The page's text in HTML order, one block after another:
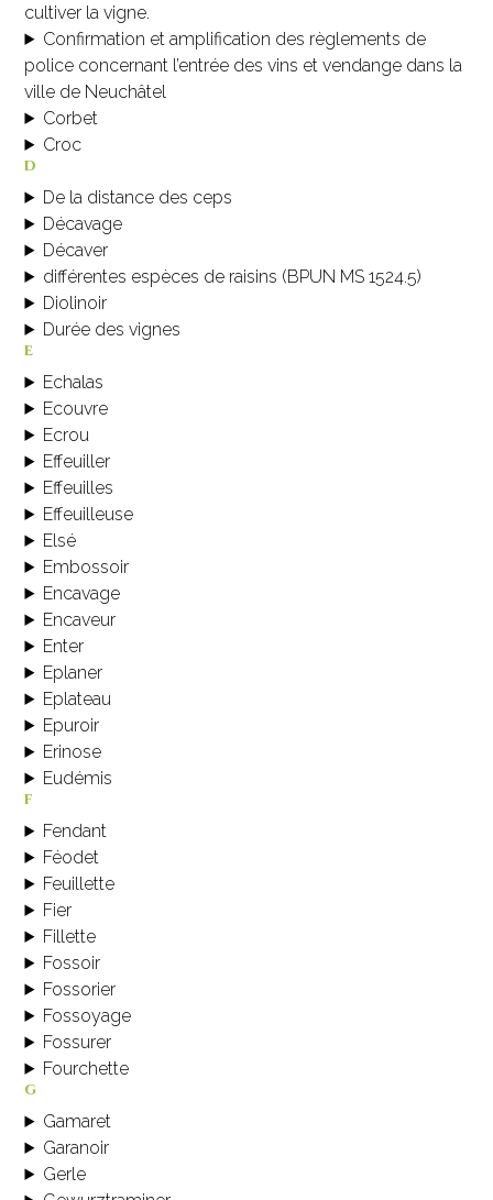
cultiver la vigne.
Confirmation et amplification des règlements de
police concernant l’entrée des vins et vendange dans la
ville de Neuchâtel
Corbet
Croc
d
De la distance des ceps
Décavage
Décaver
différentes espèces de raisins (BPUN MS 1524.5)
Diolinoir
Durée des vignes
e
Echalas
Ecouvre
Ecrou
Effeuiller
Effeuilles
Effeuilleuse
Elsé
Embossoir
Encavage
Encaveur
Enter
Eplaner
Eplateau
Epuroir
Erinose
Eudémis
f
Fendant
Féodet
Feuillette
Fier
Fillette
Fossoir
Fossorier
Fossoyage
Fossurer
Fourchette
g
Gamaret
Garanoir
Gerle